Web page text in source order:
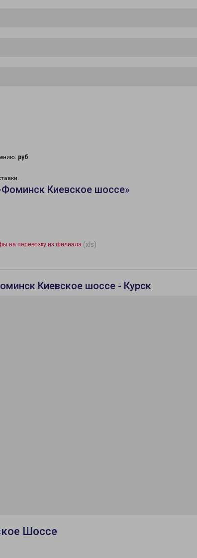
руб.
Киевское шоссе»
на перевозку из филиала (xls)
Киевское шоссе - Курск
Шоссе